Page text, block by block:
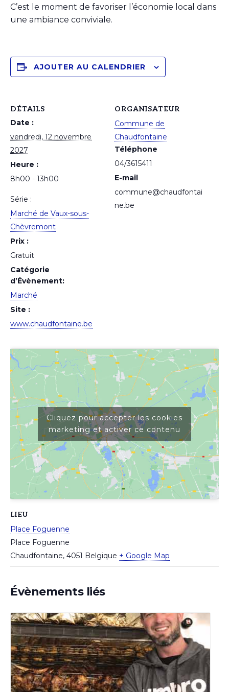
C’est le moment de favoriser l’économie local dans
une ambiance conviviale.
AJOUTER AU CALENDRIER
DÉTAILS
Date :
vendredi, 12 novembre
2027
Heure :
8h00 - 13h00
Série :
Marché de Vaux-sous-
Chèvremont
Prix :
Gratuit
Catégorie
d’Évènement:
Marché
Site :
www.chaudfontaine.be
ORGANISATEUR
Commune de
Chaudfontaine
Téléphone
04/3615411
E-mail
commune@chaudfontai
ne.be
LIEU
Place Foguenne
Place Foguenne
Chaudfontaine, 4051 Belgique + Google Map
Cliquez pour accepter les cookies
marketing et activer ce contenu
Évènements liés